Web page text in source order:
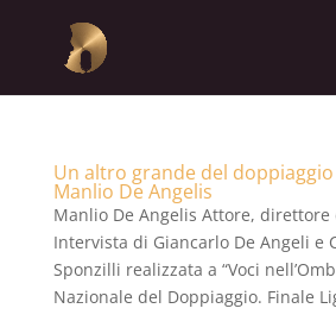
Un altro grande del
Manlio De Angelis
Manlio De Angelis Attore,
Intervista di Giancarlo De Angeli e
Sponzilli realizzata a “Voci
Nazionale del Doppiaggio. Finale